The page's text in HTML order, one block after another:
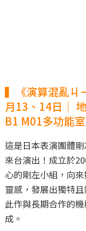
▍《演算混亂ㄐ
月13、14日｜
B1 M01多功能室
這是日本表演團體
來台演出！成立於
心的剛左小組，向
靈感，發展出獨特
此作與長期合作的
成。